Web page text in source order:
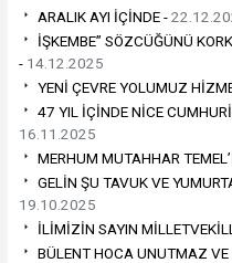
ARALIK AYI İÇİNDE -
İŞKEMBE” SÖZCÜĞÜNÜ
- 14.12.2025
YENİ ÇEVRE YOLUMUZ
47 YIL İÇİNDE NİCE
16.11.2025
MERHUM MUTAHHAR
GELİN ŞU TAVUK VE
19.10.2025
İLİMİZİN SAYIN
BÜLENT HOCA UNUTMAZ